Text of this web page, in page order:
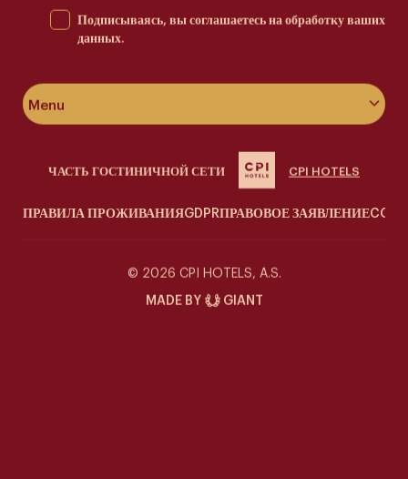
Menu
Siddharta Café
Специальные предложения
Подписываясь, вы соглашаетесь на обработку ваших
данных.
ПРАВИЛА ПРОЖИВАНИЯGDPRПРАВОВОЕ ЗАЯВЛЕНИЕ
ЧАСТЬ ГОСТИНИЧНОЙ СЕТИ CPI HOTELS
MADE BY GIANT
© 2026 CPI HOTELS, A.S.